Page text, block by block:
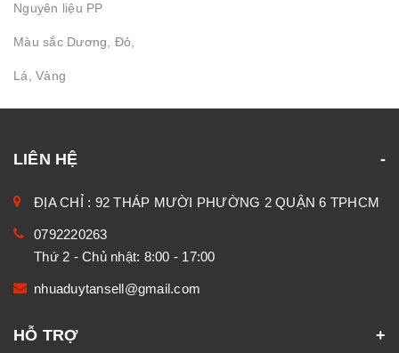
Nguyên liệu PP
Màu sắc Dương, Đỏ,
Lá, Vàng
LIÊN HỆ
ĐỊA CHỈ : 92 THÁP MƯỜI PHƯỜNG 2 QUẬN 6 TPHCM
0792220263
Thứ 2 - Chủ nhật: 8:00 - 17:00
nhuaduytansell@gmail.com
HỖ TRỢ